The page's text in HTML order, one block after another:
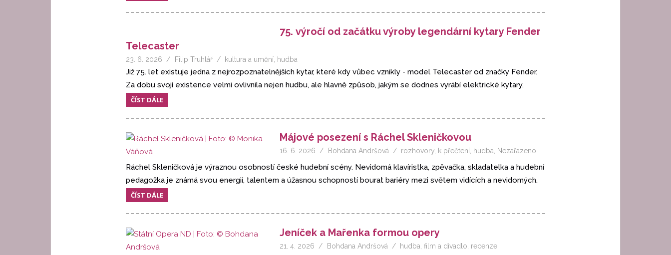
75. výročí od začátku výroby legendární kytary Fender
Telecaster
23. 6. 2026 Filip Truhlář kultura a umění hudba
Již 75. let existuje jedna z nejrozpoznatelnějších kytar, které kdy vůbec vznikly - model Telecaster od značky Fender.
Za dobu svojí existence velmi ovlivnila nejen hudbu, ale hlavně způsob, jakým se dodnes vyrábí elektrické kytary.
ČÍST DÁLE
Májové posezení s Ráchel Skleničkovou
16. 6. 2026 Bohdana Andršová rozhovory k přečtení hudba Nezařazeno
Ráchel Skleničková je výraznou osobností české hudební scény. Nevidomá klavíristka, zpěvačka, skladatelka a hudební
pedagožka je známá svou energií, talentem a úžasnou schopností bourat bariéry mezi světem vidících a nevidomých.
ČÍST DÁLE
Jeníček a Mařenka formou opery
21. 4. 2026 Bohdana Andršová hudba ,film a divadlo recenze